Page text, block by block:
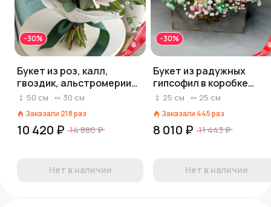
-30%
Букет из роз, калл,
гвоздик, альстромерии
«Сказка о любви»
50 см 30 см
Заказали 218раз
10 420 ₽ 14 886 ₽
Нет в наличии
-30%
Букет из радужных
гипсофил в коробке
«Конфеты»
25 см 25 см
Заказали 445раз
8 010 ₽ 11 443 ₽
Нет в наличии